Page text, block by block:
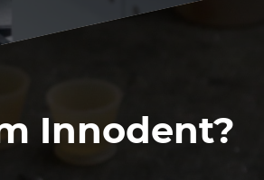
Innodent?